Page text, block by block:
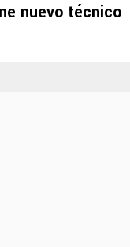
nuevo técnico